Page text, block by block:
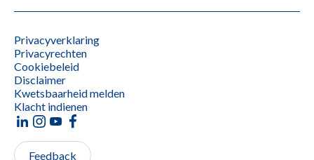
Privacyverklaring
Privacyrechten
Cookiebeleid
Disclaimer
Kwetsbaarheid melden
Klacht indienen
Feedback